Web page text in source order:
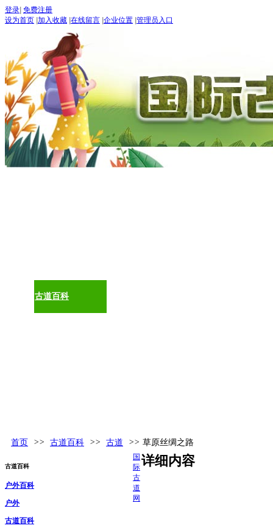
登录 免费注册
设为首页 加入收藏 在线留言 企业位置 管理员入口
古道百科
五月
进
首页 >> 古道百科 >> 古道 >> 草原丝绸之路
详细内容
古道百科
户外百科
户外
古道百科
国
际
古
道
网